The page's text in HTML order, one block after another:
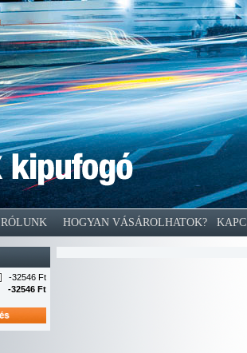
RÓLUNK HOGYAN VÁSÁROLHATOK?
-32546 Ft
-32546 Ft